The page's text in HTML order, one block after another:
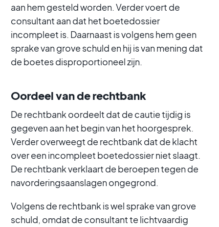
aan hem gesteld worden. Verder voert de
consultant aan dat het boetedossier
incompleet is. Daarnaast is volgens hem geen
sprake van grove schuld en hij is van mening dat
de boetes disproportioneel zijn.
Oordeel van de rechtbank
De rechtbank oordeelt dat de cautie tijdig is
gegeven aan het begin van het hoorgesprek.
Verder overweegt de rechtbank dat de klacht
over een incompleet boetedossier niet slaagt.
De rechtbank verklaart de beroepen tegen de
navorderingsaanslagen ongegrond.
Volgens de rechtbank is wel sprake van grove
schuld, omdat de consultant te lichtvaardig